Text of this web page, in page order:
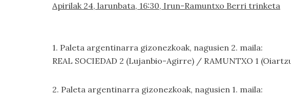
Apirilak 24, larunbata, 16:30, Irun-Ramuntxo Berri trinketa
1. Paleta argentinarra gizonezkoak, nagusien 2. maila:
REAL SOCIEDAD 2 (Lujanbio-Agirre) / RAMUNTXO 1
2. Paleta argentinarra gizonezkoak, nagusien 1. maila: